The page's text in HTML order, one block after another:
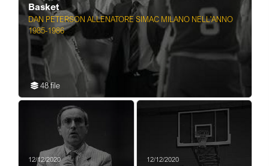
Basket
DAN PETERSON ALLENATORE SIMAC MILANO NELL'ANNO
1985-1986
48 file
12/12/2020 12/12/2020